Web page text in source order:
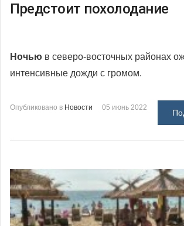
Предстоит похолодание
Ночью в северо-восточных районах
интенсивные дожди с громом.
Опубликовано в Новости 05 июнь 2022